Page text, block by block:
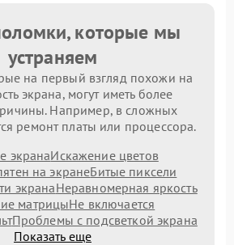
которые мы
устраняем
на первый взгляд похожи на
экрана, могут иметь более
Например, в сложных
ремонт платы или процессора.
экранаИскажение цветов
на экранеБитые пиксели
экранаНеравномерная яркость
матрицыНе включается
Проблемы с подсветкой экрана
Показать еще